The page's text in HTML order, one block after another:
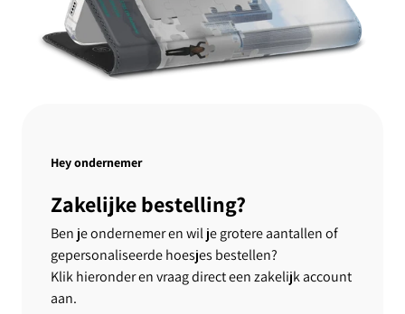
Hey ondernemer
Zakelijke bestelling?
Ben je ondernemer en wil je grotere aantallen of
gepersonaliseerde hoesjes bestellen?
Klik hieronder en vraag direct een zakelijk account
aan.